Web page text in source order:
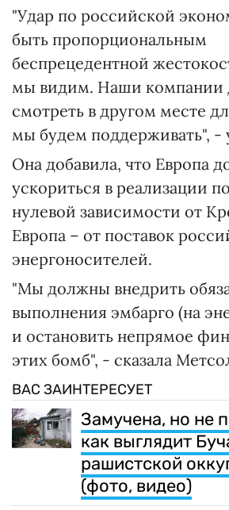
"Удар по российской
быть пропорциональным
беспрецедентной
мы видим. Наши компании
смотреть в другом месте
мы будем поддерживать", -
Она добавила, что Европа
ускориться в реализации
нулевой зависимости от
Европа – от поставок
энергоносителей.
"Мы должны внедрить
выполнения эмбарго (на
и остановить непрямое
этих бомб", - сказала
ВАС ЗАИНТЕРЕСУЕТ
Замучена, но не
как выглядит
рашистской
(фото, видео)